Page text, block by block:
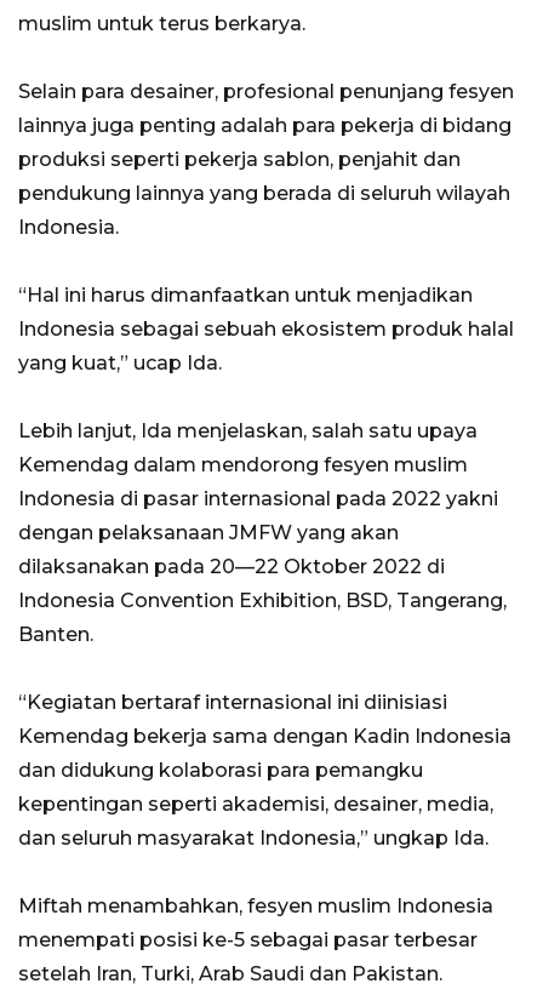
muslim untuk terus berkarya.
Selain para desainer, profesional penunjang fesyen
lainnya juga penting adalah para pekerja di bidang
produksi seperti pekerja sablon, penjahit dan
pendukung lainnya yang berada di seluruh wilayah
Indonesia.
“Hal ini harus dimanfaatkan untuk menjadikan
Indonesia sebagai sebuah ekosistem produk halal
yang kuat,” ucap Ida.
Lebih lanjut, Ida menjelaskan, salah satu upaya
Kemendag dalam mendorong fesyen muslim
Indonesia di pasar internasional pada 2022 yakni
dengan pelaksanaan JMFW yang akan
dilaksanakan pada 20—22 Oktober 2022 di
Indonesia Convention Exhibition, BSD, Tangerang,
Banten.
“Kegiatan bertaraf internasional ini diinisiasi
Kemendag bekerja sama dengan Kadin Indonesia
dan didukung kolaborasi para pemangku
kepentingan seperti akademisi, desainer, media,
dan seluruh masyarakat Indonesia,” ungkap Ida.
Miftah menambahkan, fesyen muslim Indonesia
menempati posisi ke-5 sebagai pasar terbesar
setelah Iran, Turki, Arab Saudi dan Pakistan.